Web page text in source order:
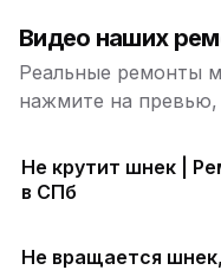
Видео наших
Реальные ремонты
нажмите на
Не крутит шнек |
в СПб
Не вращается